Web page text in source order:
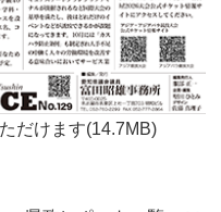
だけます(14.7MB)